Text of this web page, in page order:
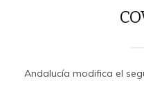
Andalucía modifica el